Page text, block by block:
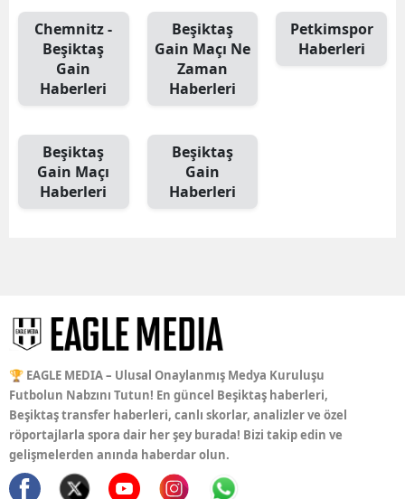
Chemnitz -
Beşiktaş
Gain
Haberleri
Beşiktaş
Gain Maçı Ne
Zaman
Haberleri
Petkimspor
Haberleri
Beşiktaş
Gain Maçı
Haberleri
Beşiktaş
Gain
Haberleri
🏆 EAGLE MEDIA – Ulusal Onaylanmış Medya Kuruluşu
Futbolun Nabzını Tutun! En güncel Beşiktaş haberleri,
Beşiktaş transfer haberleri, canlı skorlar, analizler ve özel
röportajlarla spora dair her şey burada! Bizi takip edin ve
gelişmelerden anında haberdar olun.